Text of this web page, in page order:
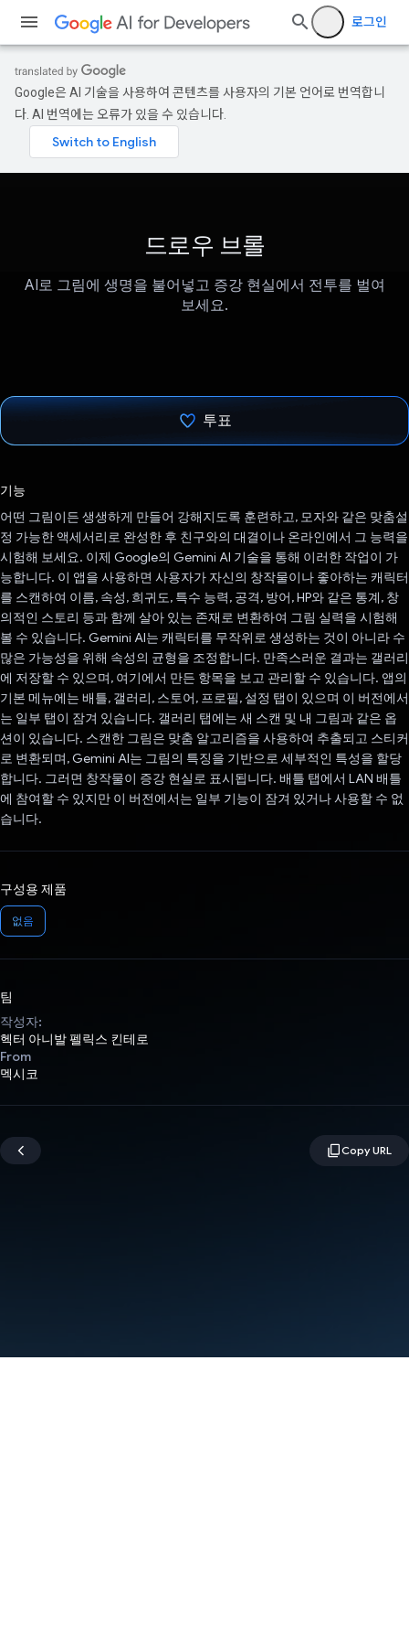
로그인
Google은 AI 기술을 사용하여 콘텐츠를 사용자의 기본 언어로 번역합니
다. AI 번역에는 오류가 있을 수 있습니다.
드로우 브롤
AI로 그림에 생명을 불어넣고 증강 현실에서 전투를 벌여
보세요.
투표
기능
어떤 그림이든 생생하게 만들어 강해지도록 훈련하고, 모자와 같은 맞춤설
정 가능한 액세서리로 완성한 후 친구와의 대결이나 온라인에서 그 능력을
시험해 보세요. 이제 Google의 Gemini AI 기술을 통해 이러한 작업이 가
능합니다. 이 앱을 사용하면 사용자가 자신의 창작물이나 좋아하는 캐릭터
를 스캔하여 이름, 속성, 희귀도, 특수 능력, 공격, 방어, HP와 같은 통계, 창
의적인 스토리 등과 함께 살아 있는 존재로 변환하여 그림 실력을 시험해
볼 수 있습니다. Gemini AI는 캐릭터를 무작위로 생성하는 것이 아니라 수
많은 가능성을 위해 속성의 균형을 조정합니다. 만족스러운 결과는 갤러리
에 저장할 수 있으며, 여기에서 만든 항목을 보고 관리할 수 있습니다. 앱의
기본 메뉴에는 배틀, 갤러리, 스토어, 프로필, 설정 탭이 있으며 이 버전에서
는 일부 탭이 잠겨 있습니다. 갤러리 탭에는 새 스캔 및 내 그림과 같은 옵
션이 있습니다. 스캔한 그림은 맞춤 알고리즘을 사용하여 추출되고 스티커
로 변환되며, Gemini AI는 그림의 특징을 기반으로 세부적인 특성을 할당
합니다. 그러면 창작물이 증강 현실로 표시됩니다. 배틀 탭에서 LAN 배틀
에 참여할 수 있지만 이 버전에서는 일부 기능이 잠겨 있거나 사용할 수 없
습니다.
구성용 제품
없음
팀
작성자:
헥터 아니발 펠릭스 킨테로
From
멕시코